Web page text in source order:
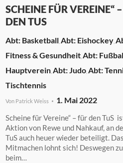
SCHEINE FÜR VEREINE“
DEN TUS
Basketball Eishockey
Fitness & Gesundheit
Hauptverein Judo
Tischtennis
Von Patrick Weiss 1. Mai 2022
Scheine für Vereine“ – für den TuS
Aktion von Rewe und Nahkauf, an
TuS auch heuer wieder beteiligt. Das
Mitmachen lohnt sich! Deswegen
beim…